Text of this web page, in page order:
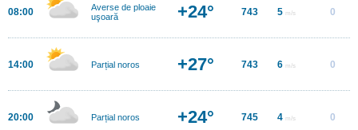
08:00
Averse de ploaie
uşoară
+24° 743 5 m/s 0
14:00 Parțial noros +27° 743 6 m/s 0
20:00 Parțial noros +24° 745 4 m/s 0